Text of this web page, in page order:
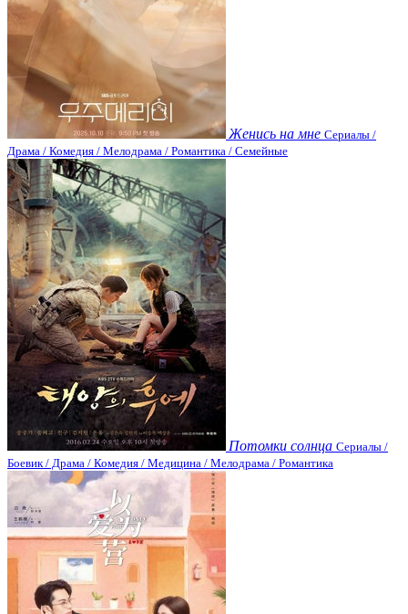
Женись на мне Сериалы /
Драма / Комедия / Мелодрама / Романтика / Семейные
Потомки солнца Сериалы /
Боевик / Драма / Комедия / Медицина / Мелодрама / Романтика